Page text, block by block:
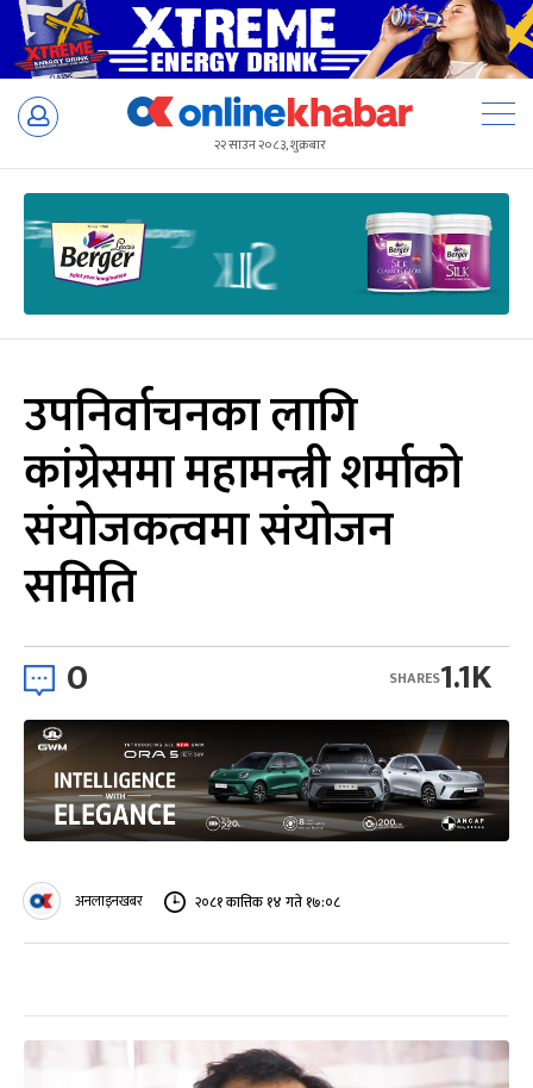
Skip
२२ साउन २०८३, शुक्रबार
उपनिर्वाचनका लागि
कांग्रेसमा महामन्त्री शर्माको
संयोजकत्वमा संयोजन
समिति
0 1.1K
SHARES
अनलाइनखबर २०८१ कात्तिक १४ गते १७:०८